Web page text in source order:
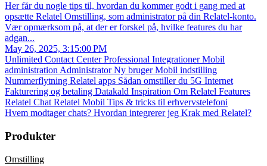
Her får du nogle tips til, hvordan du kommer godt i gang med at
opsætte Relatel Omstilling, som administrator på din Relatel-konto.
Vær opmærksom på, at der er forskel på, hvilke features du har
adgan...
May 26, 2025, 3:15:00 PM
Unlimited Contact CenterProfessional IntegrationerMobil
administration AdministratorNy brugerMobil indstilling
Nummerflytning Relatel apps Sådan omstiller du 5G Internet
Fakturering og betaling Datakald Inspiration Om Relatel Features
Relatel Chat Relatel Mobil Tips & tricks til erhvervstelefoni
Hvem modtager chats? Hvordan integrerer jeg Krak med Relatel?
Produkter
Omstilling